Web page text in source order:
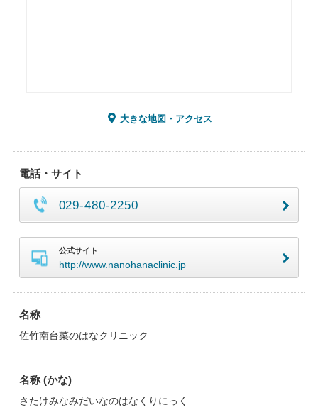
大きな地図・アクセス
電話・サイト
029-480-2250
公式サイト
http://www.nanohanaclinic.jp
名称
佐竹南台菜のはなクリニック
名称 (かな)
さたけみなみだいなのはなくりにっく